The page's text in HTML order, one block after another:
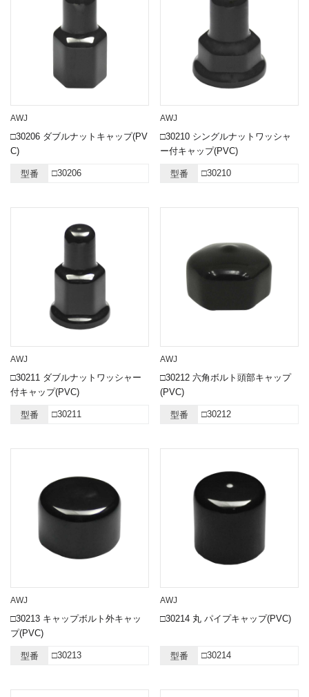
AWJ
□30206 ダブルナットキャップ(PV
C)
型番 □30206
AWJ
□30210 シングルナットワッシャ
ー付キャップ(PVC)
型番 □30210
AWJ
□30211 ダブルナットワッシャー
付キャップ(PVC)
型番 □30211
AWJ
□30212 六角ボルト頭部キャップ
(PVC)
型番 □30212
AWJ
□30213 キャップボルト外キャッ
プ(PVC)
型番 □30213
AWJ
□30214 丸 パイプキャップ(PVC)
型番 □30214